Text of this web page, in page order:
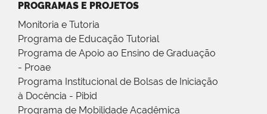
PROGRAMAS E PROJETOS
Monitoria e Tutoria
Programa de Educação Tutorial
Programa de Apoio ao Ensino de Graduação
- Proae
Programa Institucional de Bolsas de Iniciação
à Docência - Pibid
Programa de Mobilidade Acadêmica